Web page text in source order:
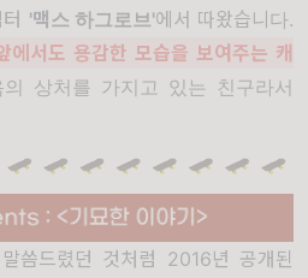
'맥스 하그로브'에서 따왔습니다.
서도 용감한 모습을 보여주는 캐
상처를 가지고 있는 친구라서
씀드렸던 것처럼 2016년 공개된